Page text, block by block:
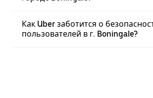
Как Uber заботится о
пользователей в г. Boningale?